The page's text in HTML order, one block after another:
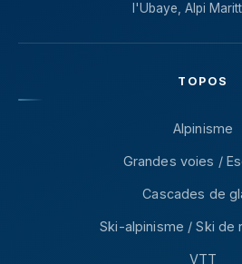
l'Ubaye, Alpi
TOPOS
Alpinisme
Grandes voies /
Cascades de
Ski-alpinisme / Ski de
VTT